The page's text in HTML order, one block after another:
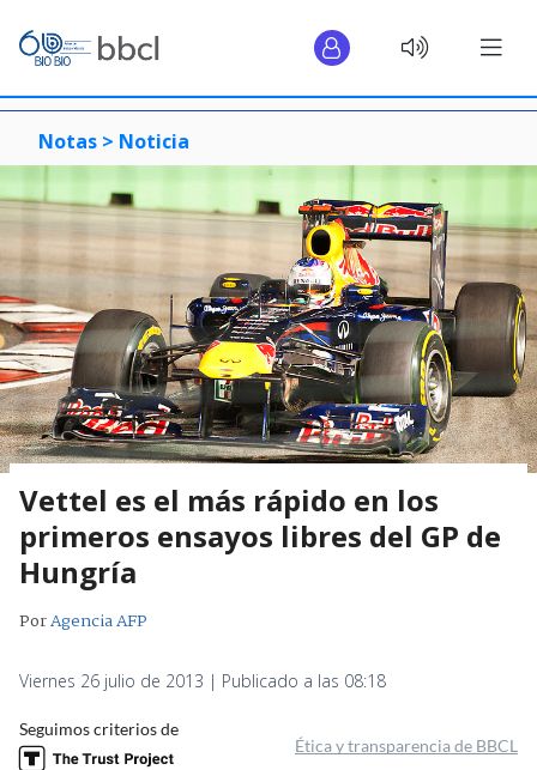
Notas > Noticia
Vettel es el más rápido en los
primeros ensayos libres del GP de
Hungría
PorAgencia AFP
Viernes 26 julio de 2013 | Publicado a las 08:18
Seguimos criterios de
Ética y transparencia de BBCL